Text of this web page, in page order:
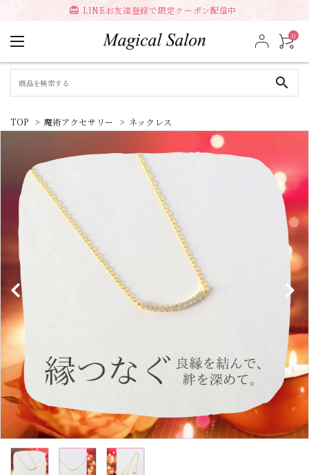
card_giftcard LINEお友達登録で限定クーポン配信中
0
search
TOP > 魔術アクセサリー > ネックレス